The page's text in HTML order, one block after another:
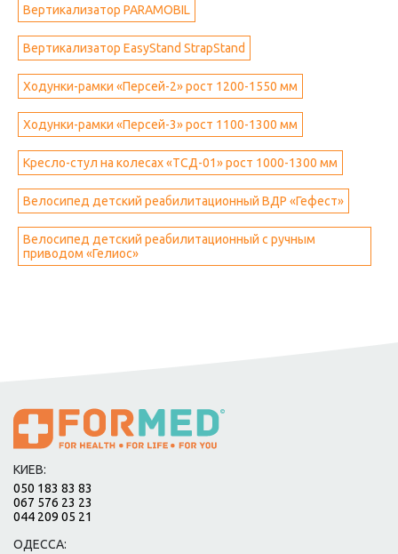
Вертикализатор PARAMOBIL
Вертикализатор EasyStand StrapStand
Ходунки-рамки «Персей-2» рост 1200-1550 мм
Ходунки-рамки «Персей-3» рост 1100-1300 мм
Кресло-стул на колесах «ТСД-01» рост 1000-1300 мм
Велосипед детский реабилитационный ВДР «Гефест»
Велосипед детский реабилитационный с ручным
приводом «Гелиос»
КИЕВ:
050 183 83 83
067 576 23 23
044 209 05 21
ОДЕССА: